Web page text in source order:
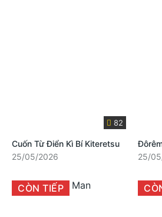
82
Cuốn Từ Điển Kì Bí Kiteretsu
25/05/2026
25/
CÒN TIẾP